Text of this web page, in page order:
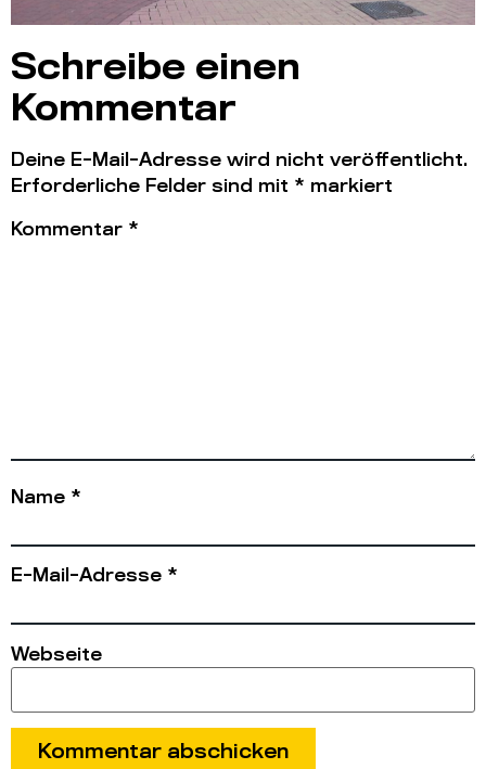
Schreibe einen
Kommentar
Deine E-Mail-Adresse wird nicht veröffentlicht.
Erforderliche Felder sind mit * markiert
Kommentar *
Name *
E-Mail-Adresse *
Webseite